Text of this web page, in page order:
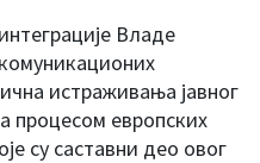
Владе
истраживања јавног
процесом европских
су саставни део овог